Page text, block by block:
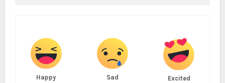
Happy
Sad
Excited